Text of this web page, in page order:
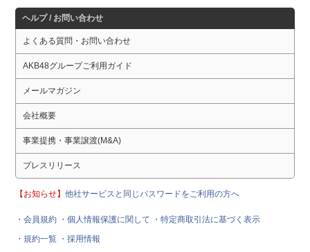
ヘルプ / お問い合わせ
よくある質問・お問い合わせ
AKB48グループご利用ガイド
メールマガジン
会社概要
事業提携・事業譲渡(M&A)
プレスリリース
【お知らせ】他社サービスと同じパスワードをご利用の方へ
・会員規約 ・個人情報保護に関して
・特定商取引法に基づく表示
・規約一覧 ・採用情報